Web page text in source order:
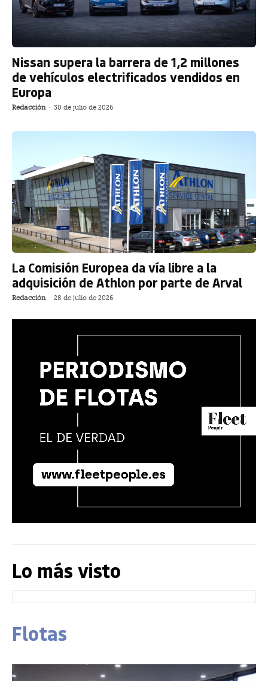
Nissan supera la barrera de 1,2 millones
de vehículos electrificados vendidos en
Europa
Redacción - 30 de julio de 2026
La Comisión Europea da vía libre a la
adquisición de Athlon por parte de Arval
Redacción - 28 de julio de 2026
Lo más visto
Flotas